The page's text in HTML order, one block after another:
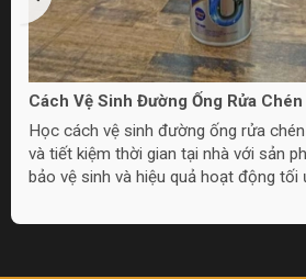
Cách Vệ Sinh Đường Ống Rửa
BX-6
Học cách vệ sinh đường ống rửa
và tiết kiệm thời gian tại nhà với sản
bảo vệ sinh và hiệu quả hoạt động tối